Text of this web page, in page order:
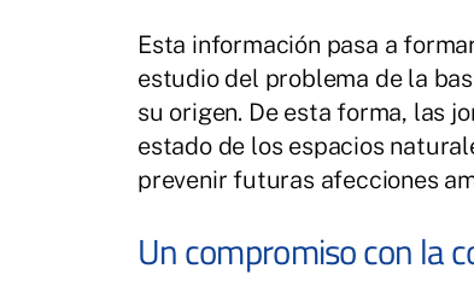
Esta información pasa a
estudio del problema de la
su origen. De esta forma, las
estado de los espacios
prevenir futuras afecciones
Un compromiso con la